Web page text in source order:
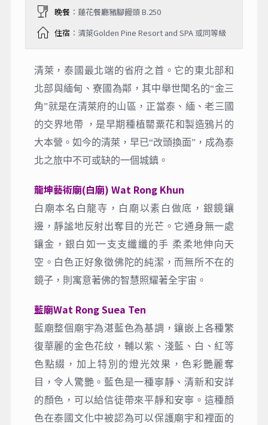
晚餐：蓮花餐廳豬腳饅頭 B.250
住宿 ：清萊Golden Pine Resort and SPA 或同等級
清萊，泰國最北端的省府之首。它的東北部和
北部與緬甸、寮國為鄰，其中舉世聞名的“金三
角”就是在清萊府的山區，正當泰、緬、老三國
的交界地帶 ，是早期種植罌粟花和製造鴉片的
大本營。如今的清萊，早已“改頭換面”，成為泰
北之旅中不可或缺的一個城鎮。
龍坤藝術廟(白廟) Wat Rong Khun
白廟本名白龍寺，白廟以素白做底，銀鏡鑲
邊，靜謐地反射出奪目的光芒。它通身無一處
鑲金，銀白如一支支纖纖的手 柔柔地伸向天
空。白色正好象徵佛陀的純潔，而無所不在的
鏡子，則寓意著佛的智慧照耀著全宇宙。
藍廟Wat Rong Suea Ten
藍廟整個廟宇為湛藍色為基調，鑲嵌上各種繁
復華麗的金色花紋，輔以紫、淺藍、白、紅等
色點綴，加上特別的燈光效果，色彩艷麗奪
目，令人驚艷。藍色是一種寧靜、清新和安詳
的顏色，可以給信徒帶來平靜和安寧。這種顏
色在泰國文化中被認為可以保護廟宇和裡面的